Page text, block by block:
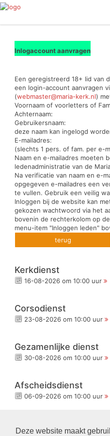
Deze website maakt
Inlogaccount aanvragen
Een geregistreerd 18+ lid van
een login-account aanvragen
(webmaster@maria-kerk.nl)
Voornaam of voorletters of
Achternaam:
deze naam kan ingelogd
E-
(slechts 1 pers. of fam. per e-
Naam en e-mailadres moeten
ledenadministratie van de
Na verificatie van naam en e-
opgegeven e-mailadres een
te vullen. Gebruik een veilig
Inloggen bij de website kan
gekozen wachtwoord via het
bovenin de rechterkolom op
menu-item "Inloggen leden"
terug
Kerkdienst
16-08-2026 om 10:00 uur
Corsodienst
23-08-2026 om 10:00 uur
Gezamenlijke dienst
30-08-2026 om 10:00 uur
Afscheidsdienst
06-09-2026 om 10:00 uur